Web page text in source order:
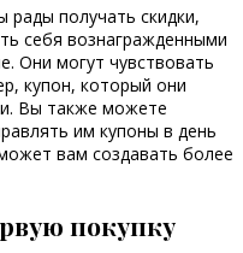
получать скидки,
себя вознагражденными
Они могут чувствовать
купон, который они
Вы также можете
им купоны в день
вам создавать более
покупку